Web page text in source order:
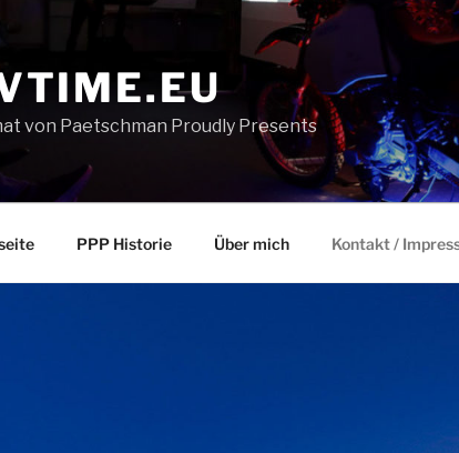
von Paetschman Proudly Presents
PPP Historie Über mich Kontakt /